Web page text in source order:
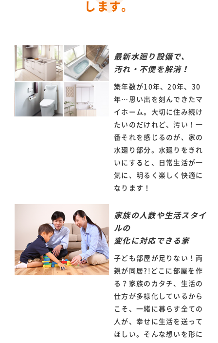
します。
最新水廻り設備で、
汚れ・不便を解消！
築年数が10年、20年、30
年…思い出を刻んできたマ
イホーム。大切に住み続け
たいのだけれど、汚い！一
番それを感じるのが、家の
水廻り部分。水廻りをきれ
いにすると、日常生活が一
気に、明るく楽しく快適に
なります！
家族の人数や生活スタイ
ルの
変化に対応できる家
子ども部屋が足りない！両
親が同居?!どこに部屋を作
る？家族のカタチ、生活の
仕方が多様化しているから
こそ、一緒に暮らす全ての
人が、幸せに生活を送って
ほしい。そんな想いを形に